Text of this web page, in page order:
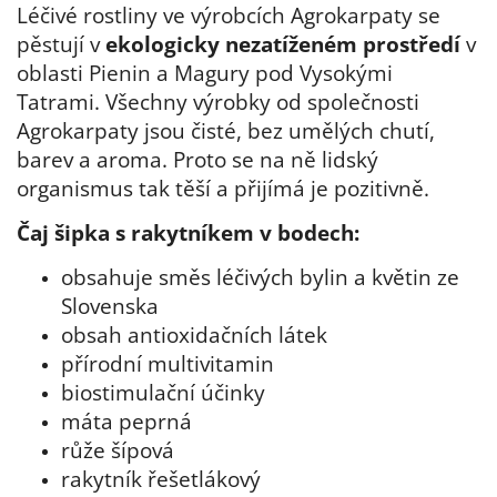
Léčivé rostliny ve výrobcích Agrokarpaty se
pěstují v ekologicky nezatíženém prostředív
oblasti Pienin a Magury pod Vysokými
Tatrami. Všechny výrobky od společnosti
Agrokarpaty jsou čisté, bez umělých chutí,
barev a aroma. Proto se na ně lidský
organismus tak těší a přijímá je pozitivně.
Čaj šipka s rakytníkem v bodech:
obsahuje směs léčivých bylin a květin ze
Slovenska
obsah antioxidačních látek
přírodní multivitamin
biostimulační účinky
máta peprná
růže šípová
rakytník řešetlákový